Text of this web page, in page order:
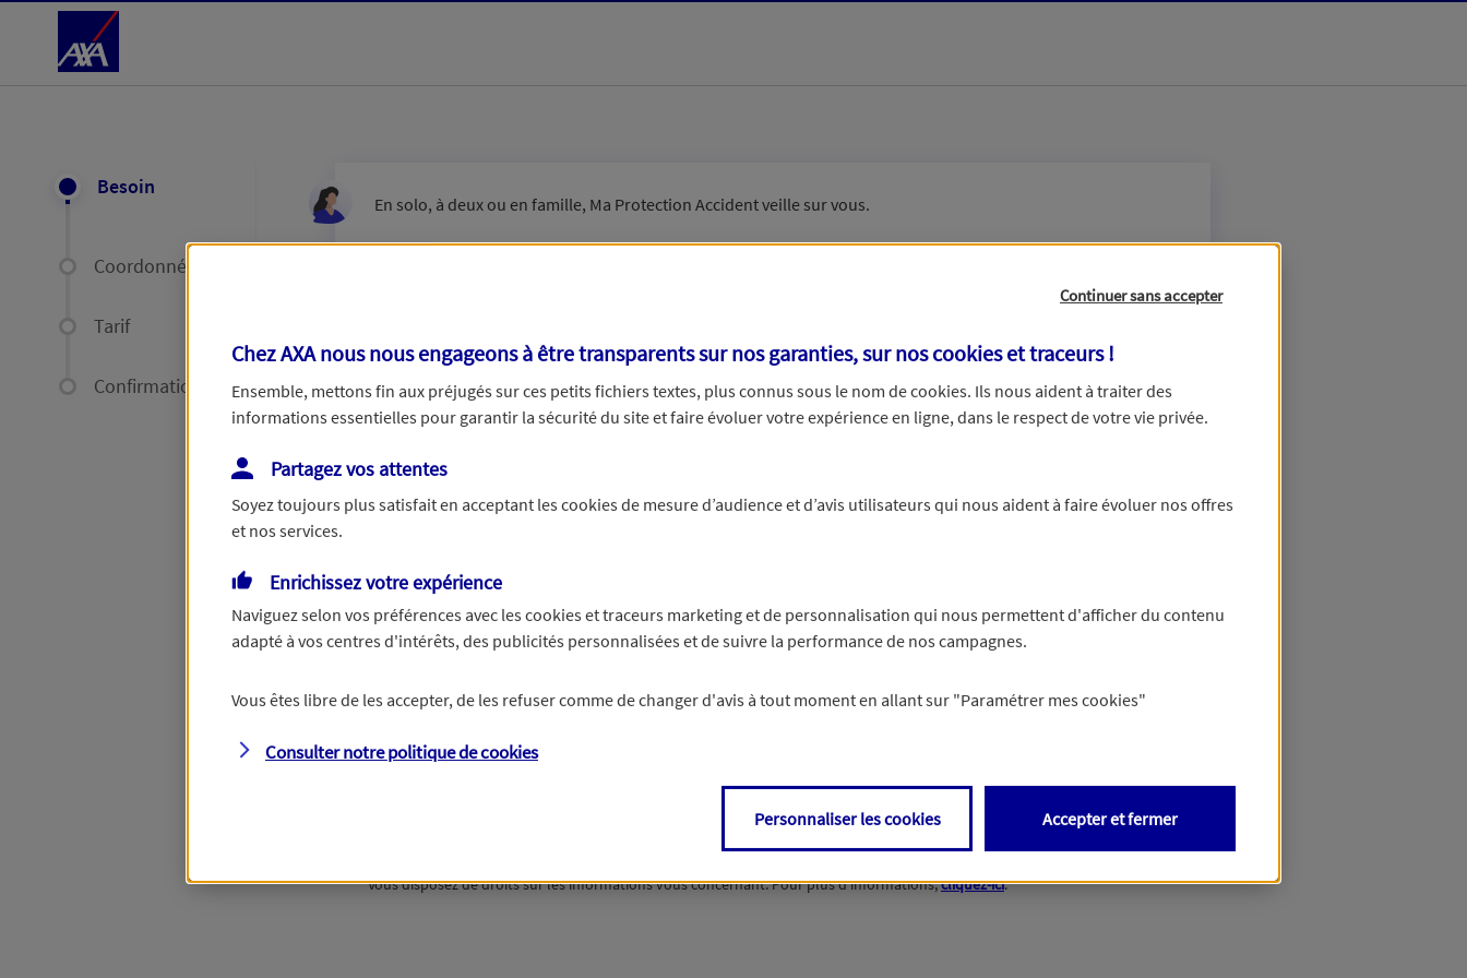
Accéder au Contenu
Besoin
Coordonnées
Tarif
Confirmation
En solo, à deux ou en famille, Ma Protection Accident veille sur vous.
Êtes-vous en couple ?
Étape suivante
Vous disposez de droits sur les informations vous concernant. Pour plus d'informations,cliquez-ici.
Continuer sans accepter
Chez AXA nous nous engageons à être transparents sur nos garanties, sur noscookies et traceurs!
Ensemble, mettons fin aux préjugés sur ces petits fichiers textes, plus connus sous le nom decookies. Ils nous aident à traiter des
informations essentielles pour garantir la sécurité du site et faire évoluer votre expérience en ligne, dans le respect de votre vie privée.
Partagez vos attentes
Soyez toujours plus satisfait en acceptant les cookies de mesure d’audience et d’avis utilisateurs qui nous aident à faire évoluer nos offres
et nos services.
Enrichissez votre expérience
Naviguez selon vos préférences avec les cookies et traceurs marketing et de personnalisation qui nous permettent d'afficher du contenu
adapté à vos centres d'intérêts, des publicités personnalisées et de suivre la performance de nos campagnes.
Vous êtes libre de les accepter, de les refuser comme de changer d'avis à tout moment en allant sur "Paramétrer mes cookies"
Consulter notre politique decookies
Personnaliser les cookies Accepter et fermer